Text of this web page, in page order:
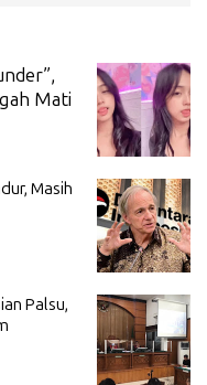
Mati
Masih
Palsu,